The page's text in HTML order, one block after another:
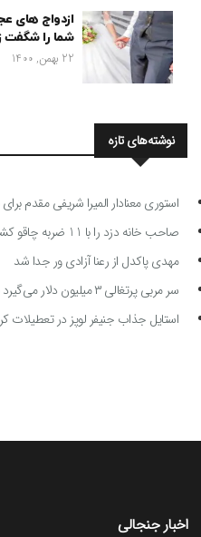
ازدواج های
شما را شگفت
22 بهمن, 1400
نوشته‌های تازه
استوری معنادار المیرا شریفی مقدم برای
صاحب خانه دزد را با 11 ضربه چاقو کشت
مهدی پاکدل از رعنا آزادی ور جدا شد
سر مربی پرتغالی ۳ میلیون دلار می‌گیرد به پرسپولیس می‌آید
استایل جذاب جنیفر لوپز در
اخبار جنجالی